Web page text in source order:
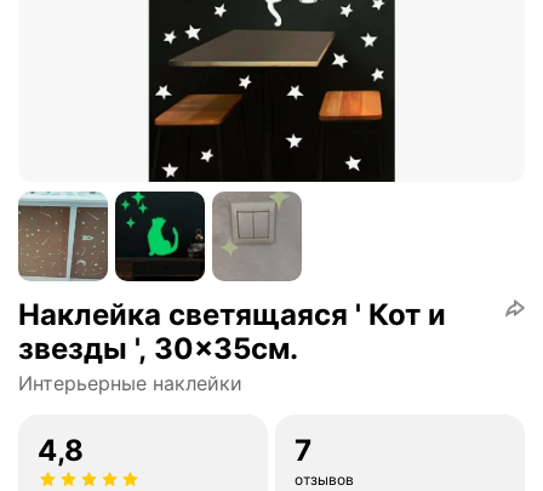
Наклейка светящаяся ' Кот и
звезды ', 30x35см.
Интерьерные наклейки
4,8 7
отзывов